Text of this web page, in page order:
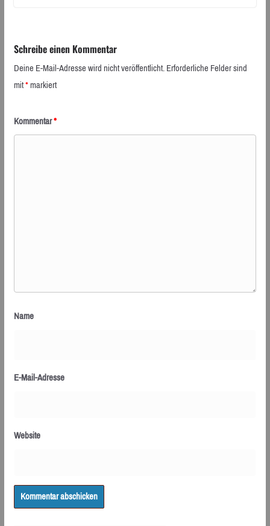
Schreibe einen Kommentar
Deine E-Mail-Adresse wird nicht veröffentlicht.Erforderliche Felder sind
mit*markiert
Kommentar*
Name
E-Mail-Adresse
Website